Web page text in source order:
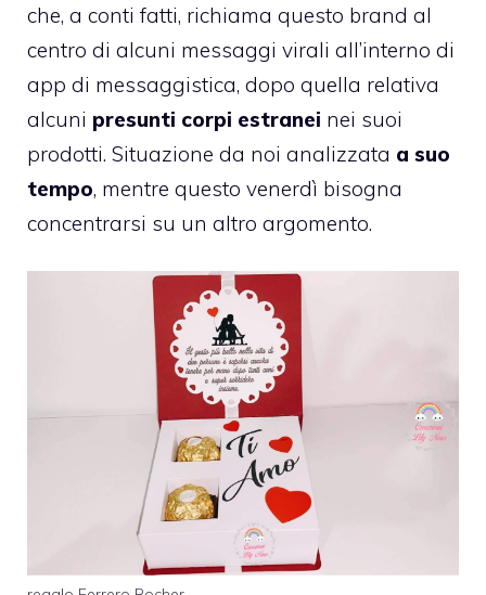
che, a conti fatti, richiama questo brand al
centro di alcuni messaggi virali all’interno di
app di messaggistica, dopo quella relativa
alcuni presunti corpi estranei nei suoi
prodotti. Situazione da noi analizzata a suo
tempo, mentre questo venerdì bisogna
concentrarsi su un altro argomento.